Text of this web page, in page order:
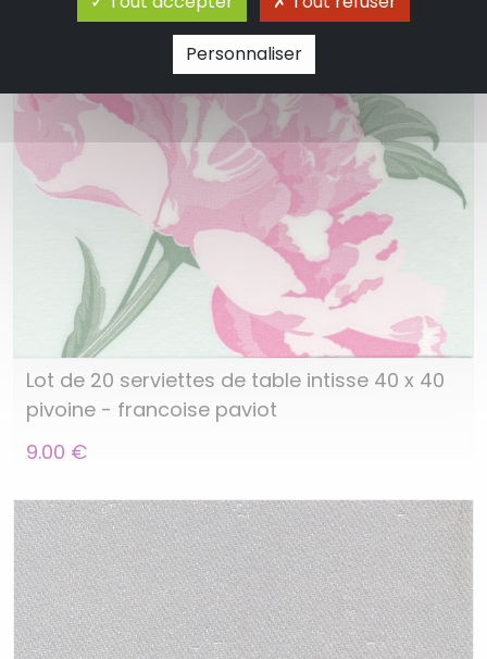
Lot de 20 serviettes de table intisse 40 x 40
pivoine - francoise paviot
9.00 €
Personnaliser